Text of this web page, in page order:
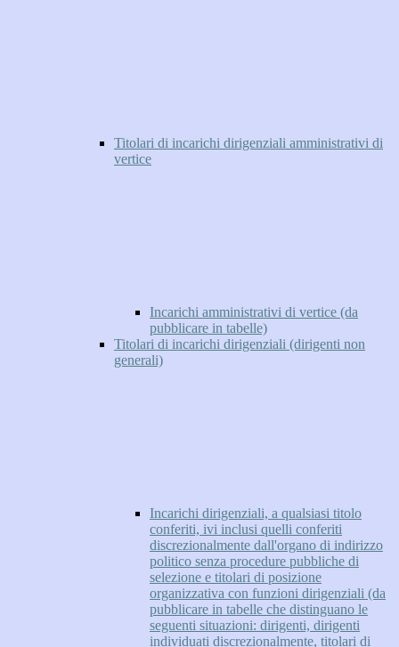
Titolari di incarichi dirigenziali amministrativi di
vertice
Incarichi amministrativi di vertice (da
pubblicare in tabelle)
Titolari di incarichi dirigenziali (dirigenti non
generali)
Incarichi dirigenziali, a qualsiasi titolo
conferiti, ivi inclusi quelli conferiti
discrezionalmente dall'organo di indirizzo
politico senza procedure pubbliche di
selezione e titolari di posizione
organizzativa con funzioni dirigenziali (da
pubblicare in tabelle che distinguano le
seguenti situazioni: dirigenti, dirigenti
individuati discrezionalmente, titolari di